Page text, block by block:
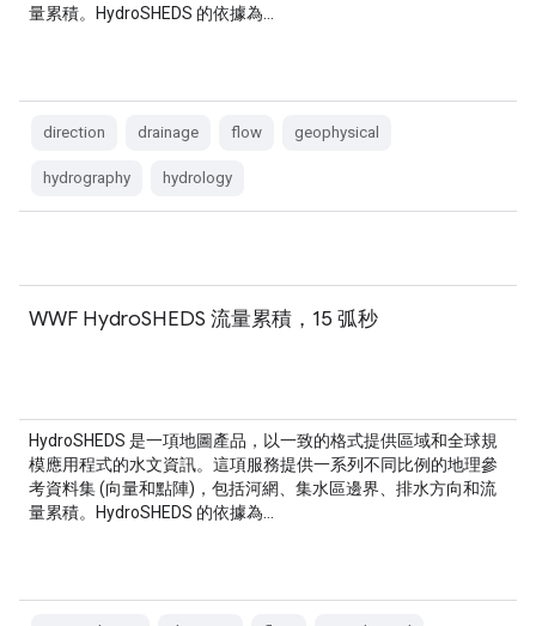
量累積。HydroSHEDS 的依據為…
direction drainage flow geophysical
hydrography hydrology
WWF HydroSHEDS 流量累積，15 弧秒
HydroSHEDS 是一項地圖產品，以一致的格式提供區域和全球規
模應用程式的水文資訊。這項服務提供一系列不同比例的地理參
考資料集 (向量和點陣)，包括河網、集水區邊界、排水方向和流
量累積。HydroSHEDS 的依據為…